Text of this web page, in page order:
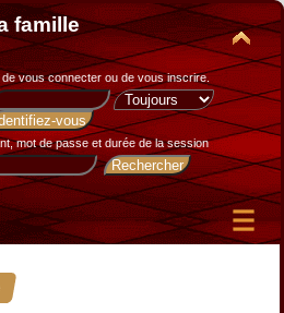
famille
devous connecter ou de vous inscrire.
mot de passe et durée de la session